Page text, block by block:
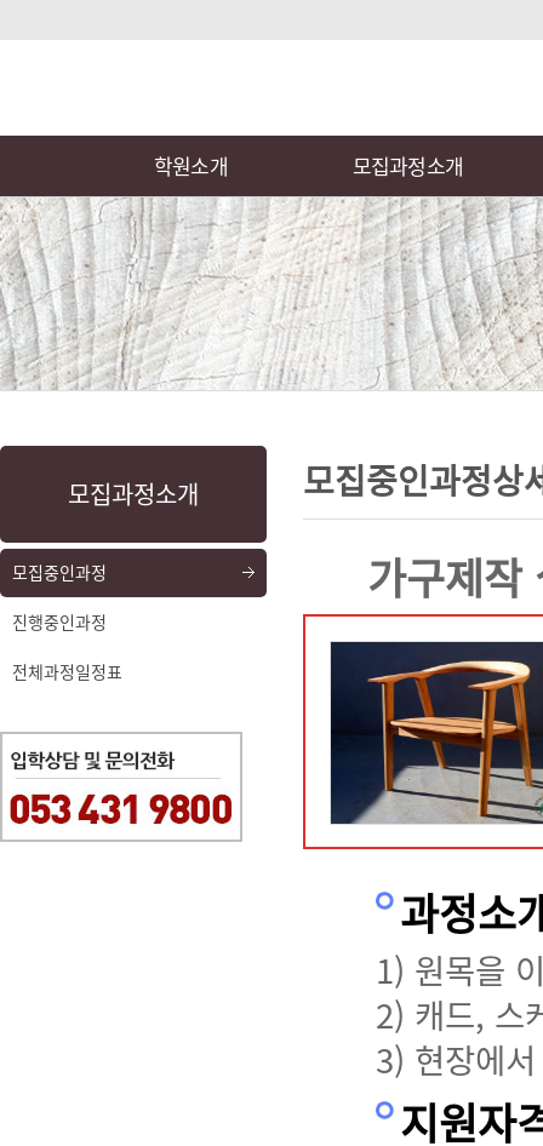
학원소개 모집과정소개
본
하
모집과정소개
모집중인과정
진행중인과정
전체과정일정표
링
본
모집중인과정상
가구제작
과정소
1) 원목을
2) 캐드, 스
3) 현장에
지원자